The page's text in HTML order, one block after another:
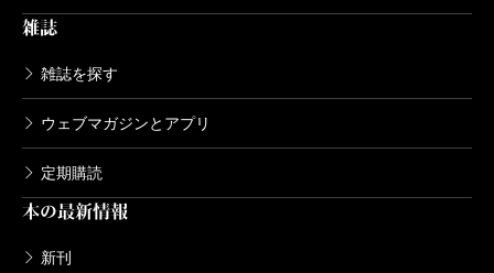
ことは、コロナ禍が奪ったものを、しなやかに奪い返
は、左右田の暗躍があった。
シェークスピアは『お気に召すまま』でこんなセリ
がるこの社会と繫がる出来事なのだ。そうであるなら
雑誌
雑誌を探す
ウェブマガジンとアプリ
定期購読
本の最新情報
新刊